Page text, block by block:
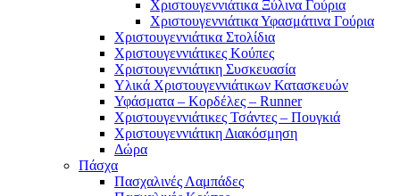
Χριστουγεννιάτικα Ξύλινα Γούρια
Χριστουγεννιάτικα Υφασμάτινα Γούρια
Χριστουγεννιάτικα Στολίδια
Χριστουγεννιάτικες Κούπες
Χριστουγεννιάτικη Συσκευασία
Υλικά Χριστουγεννιάτικων Κατασκευών
Υφάσματα – Κορδέλες – Runner
Χριστουγεννιάτικες Τσάντες – Πουγκιά
Χριστουγεννιάτικη Διακόσμηση
Δώρα
Πάσχα
Πασχαλινές Λαμπάδες